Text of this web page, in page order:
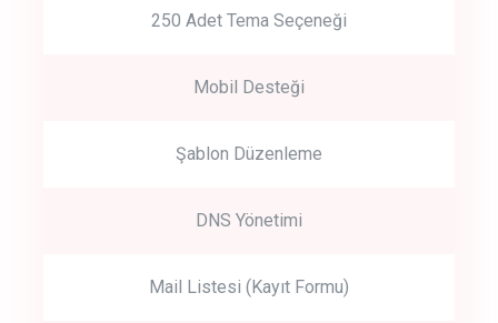
250 Adet Tema Seçeneği
Mobil Desteği
Şablon Düzenleme
DNS Yönetimi
Mail Listesi (Kayıt Formu)